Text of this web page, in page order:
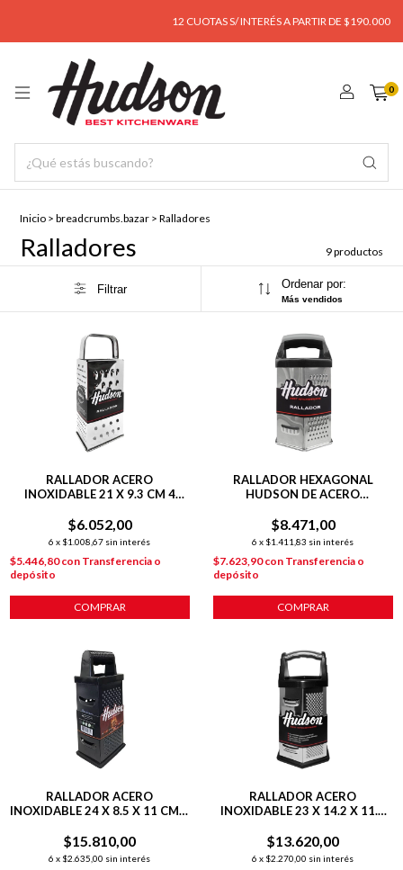
12 CUOTAS S/ INTERÉS A PARTIR DE $190.000
0
Inicio > breadcrumbs.bazar > Ralladores
Ralladores 9 productos
Filtrar Ordenar por:
Más vendidos
RALLADOR ACERO
INOXIDABLE 21 X 9.3 CM 4
$6.052,00
6 x $1.008,67 sin interés
$5.446,80con Transferencia o
depósito
COMPRAR
RALLADOR HEXAGONAL
HUDSON DE ACERO
$8.471,00
6 x $1.411,83 sin interés
$7.623,90con Transferencia o
depósito
COMPRAR
RALLADOR ACERO
INOXIDABLE 24 X 8.5 X 11 CM 4
$15.810,00
6 x $2.635,00 sin interés
RALLADOR ACERO
INOXIDABLE 23 X 14.2 X 11.8
$13.620,00
6 x $2.270,00 sin interés